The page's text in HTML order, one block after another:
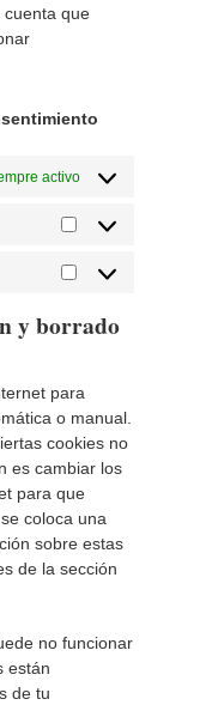
cuenta que
activo
Estadísticas
Marketing
y borrado
para
o manual.
cookies no
es cambiar los
para que
coloca una
sobre estas
de la sección
no funcionar
están
de tu